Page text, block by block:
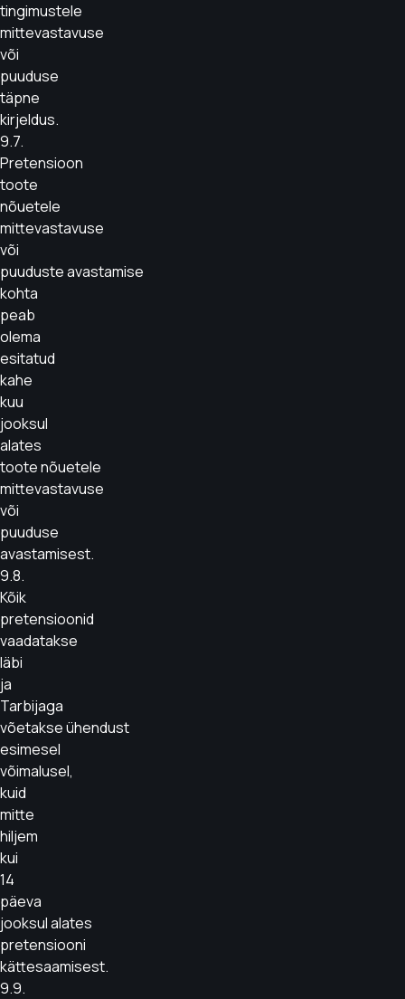
tingimustele
mittevastavuse
või
puuduse
täpne
kirjeldus.
9.7.
Pretensioon
toote
nõuetele
mittevastavuse
või
puuduste avastamise
kohta
peab
olema
esitatud
kahe
kuu
jooksul
alates
toote nõuetele
mittevastavuse
või
puuduse
avastamisest.
9.8.
Kõik
pretensioonid
vaadatakse
läbi
ja
Tarbijaga
võetakse ühendust
esimesel
võimalusel,
kuid
mitte
hiljem
kui
14
päeva
jooksul alates
pretensiooni
kättesaamisest.
9.9.